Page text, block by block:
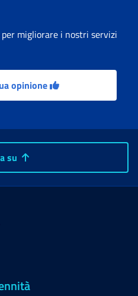
migliorare i nostri servizi
opinione
su